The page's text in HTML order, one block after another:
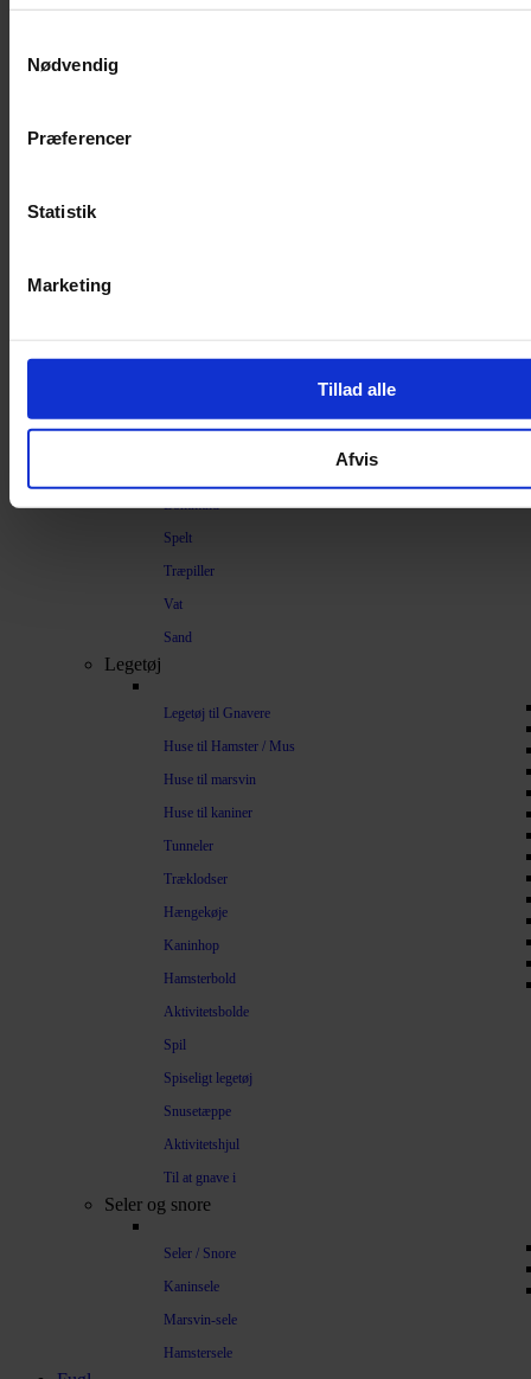
Nødvendig
Præferencer
Statistik
Marketing
Tillad alle
Afvis
Strøelse og bundlag
Bommuld
Spelt
Træpiller
Vat
Sand
Legetøj
Legetøj til Gnavere
Huse til Hamster / Mus
Huse til marsvin
Huse til kaniner
Tunneler
Træklodser
Hængekøje
Kaninhop
Hamsterbold
Aktivitetsbolde
Spil
Spiseligt legetøj
Snusetæppe
Aktivitetshjul
Til at gnave i
Seler og snore
Seler / Snore
Kaninsele
Marsvin-sele
Hamstersele